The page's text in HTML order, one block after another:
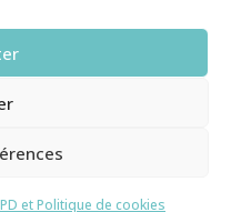
et Politique de cookies